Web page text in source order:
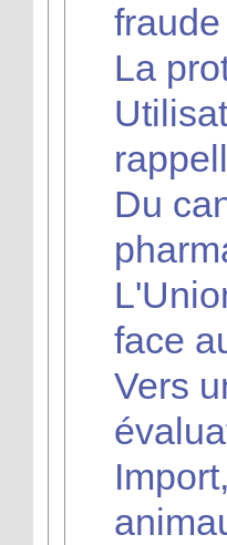
fraude
La
Du
face
Vers